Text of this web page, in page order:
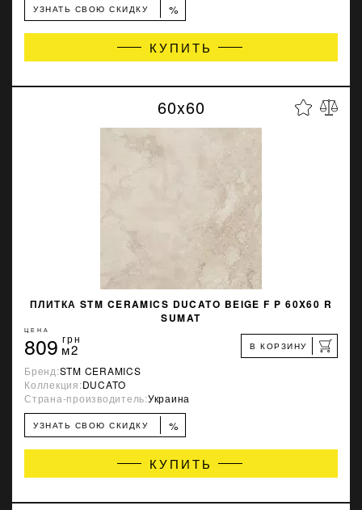
УЗНАТЬ СВОЮ СКИДКУ %
КУПИТЬ
60x60
ПЛИТКА STM CERAMICS DUCATO BEIGE F P 60X60 R
SUMAT
ЦЕНА
809 грн
м2 В КОРЗИНУ
Бренд:STM CERAMICS
Коллекция:DUCATO
Страна-производитель:Украина
УЗНАТЬ СВОЮ СКИДКУ %
КУПИТЬ